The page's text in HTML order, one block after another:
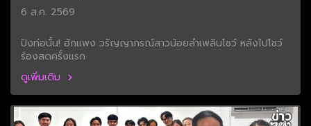
6 ส.ค. 2569
ปังท่อนั้น! ฮักแพง วรัญญาภรณ์สาวน้อยลำเพลินโชว์ หลังไปโชว์
ร้องสดครั้งแรก
ดูเพิ่มเติม